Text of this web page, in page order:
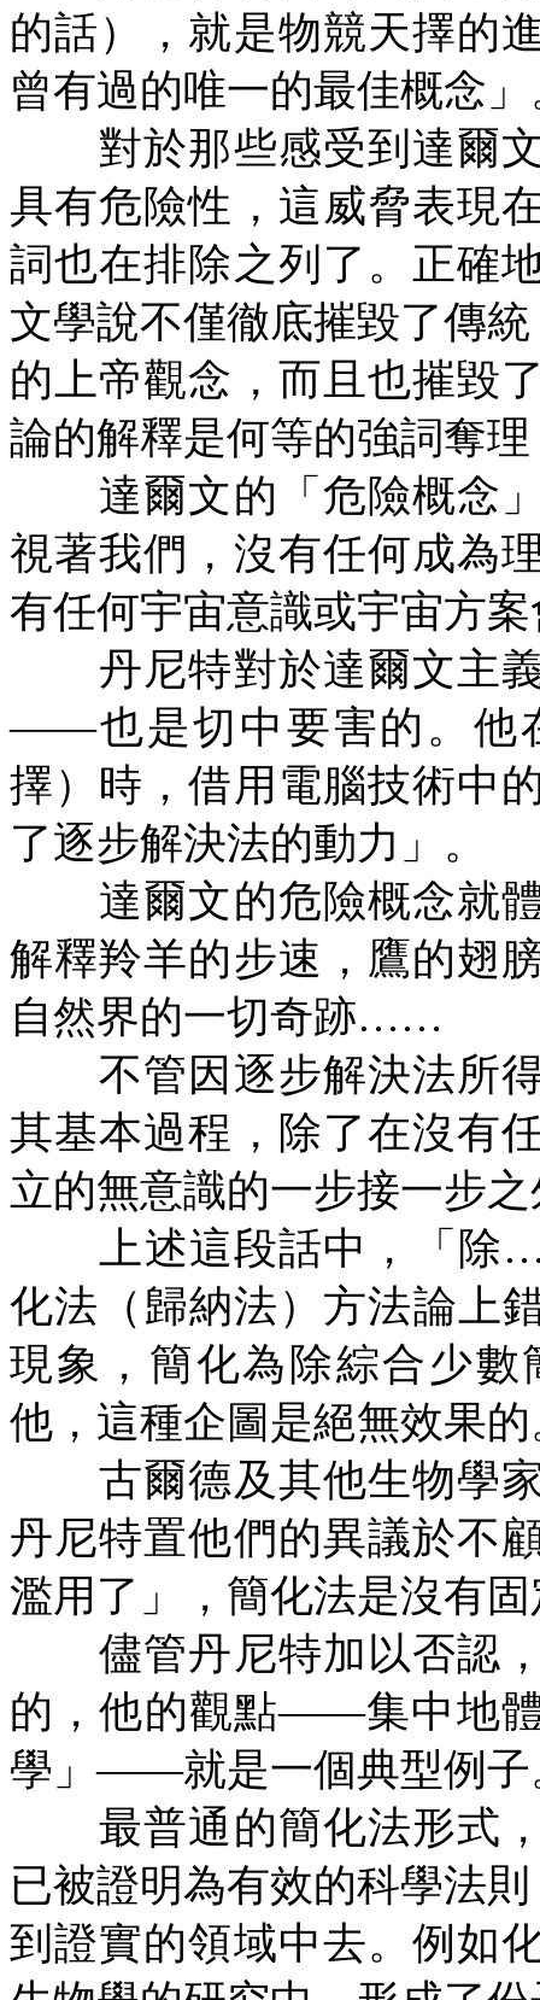
的話），就是物競天擇的
曾有過的唯一的最佳概念
對於那些感受到達爾文
具有危險性，這威脅表現
詞也在排除之列了。正確
文學說不僅徹底摧毀了傳統
的上帝觀念，而且也摧毀
論的解釋是何等的強詞奪
達爾文的「危險概念」
視著我們，沒有任何成為
有任何宇宙意識或宇宙方
丹尼特對於達爾文主義
——也是切中要害的。他
擇）時，借用電腦技術中
了逐步解決法的動力」。
達爾文的危險概念就體
解釋羚羊的步速，鷹的翅
自然界的一切奇跡……
不管因逐步解決法所得
其基本過程，除了在沒有
立的無意識的一步接一步
上述這段話中，「除
化法（歸納法）方法論上
現象，簡化為除綜合少
他，這種企圖是絕無效果的
古爾德及其他生物學家
丹尼特置他們的異議於不
濫用了」，簡化法是沒有
儘管丹尼特加以否認，
的，他的觀點——集中地
學」——就是一個典型例子
最普通的簡化法形式，
已被證明為有效的科學法
到證實的領域中去。例如